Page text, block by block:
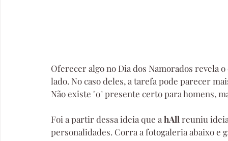
Oferecer algo no Dia dos Namorados revela
lado. No caso deles, a tarefa pode parecer
Não existe "o" presente certo para homens,
Foi a partir dessa ideia que a hAll reuniu
personalidades. Corra a fotogaleria abaixo e